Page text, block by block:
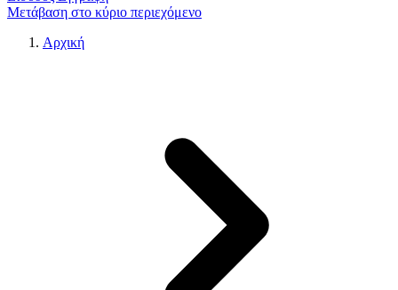
Μετάβαση στο κύριο περιεχόμενο
Αρχική